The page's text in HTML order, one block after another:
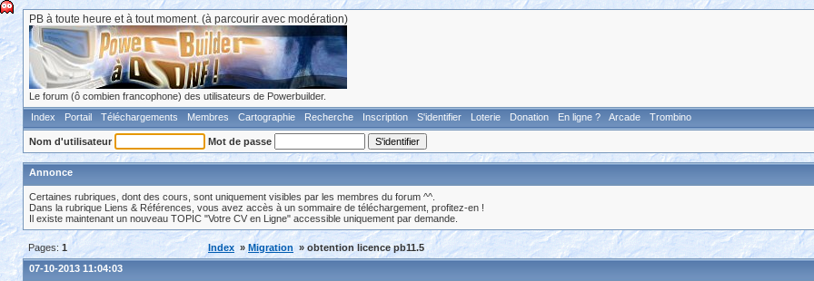
PB à toute heure et à tout moment. (à parcourir avec modération)
Le forum (ô combien francophone) des utilisateurs de Powerbuilder.
Index
Portail Téléchargements Membres Cartographie Recherche Inscription S'identifier Loterie Donation En ligne ? Arcade Trombino
Nom d'utilisateur Mot de passe
Annonce
Certaines rubriques, dont des cours, sont uniquement visibles par les membres du forum ^^.
Dans la rubrique Liens & Références, vous avez accès à un sommaire de téléchargement, profitez-en !
Il existe maintenant un nouveau TOPIC "Votre CV en Ligne" accessible uniquement par demande.
Pages: 1 Index » Migration » obtention licence pb11.5
07-10-2013 11:04:03